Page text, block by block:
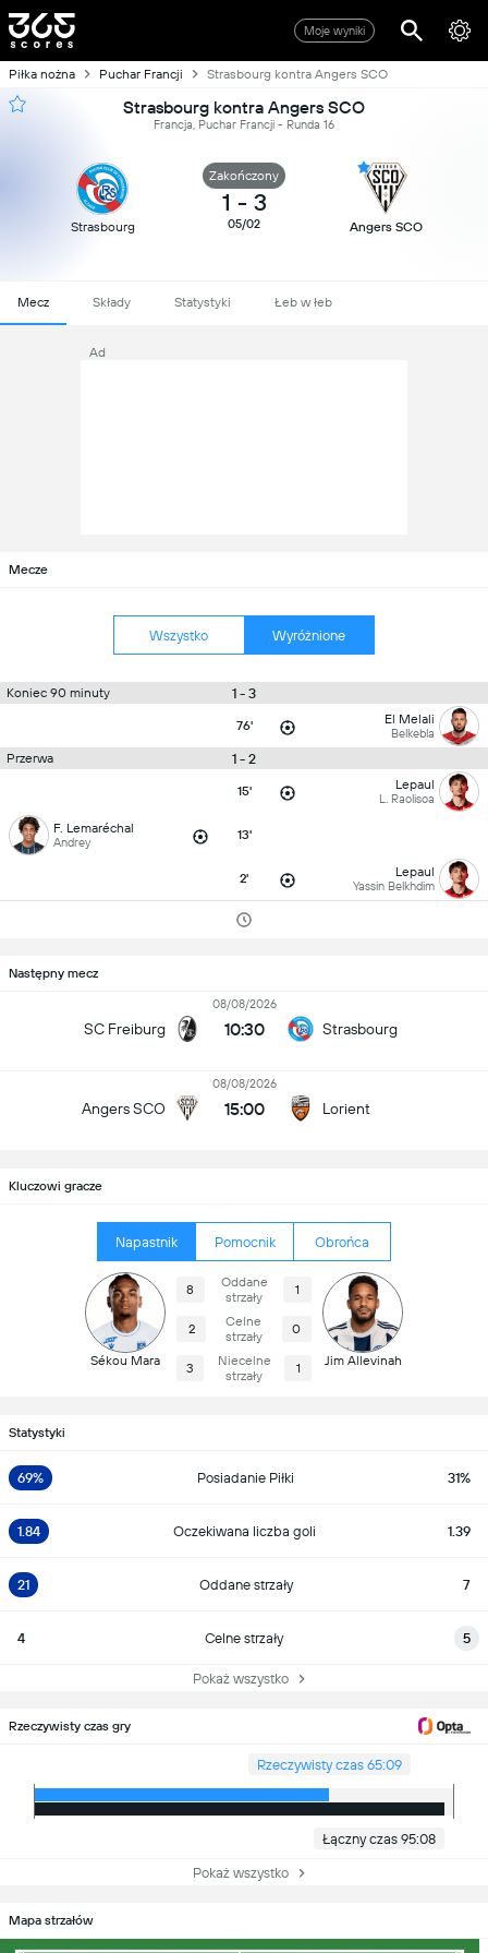
Moje wyniki
Piłka nożna Puchar Francji Strasbourg kontra Angers SCO
Strasbourg kontra Angers SCO
Francja, Puchar Francji - Runda 16
Strasbourg
Zakończony
1 - 3
05/02 Angers SCO
Mecz Składy Statystyki Łeb w łeb
Ad
Mecze
Wszystko Wyróżnione
Koniec 90 minuty 1 - 3
76' El Melali
Belkebla
Przerwa 1 - 2
15' Lepaul
L. Raolisoa
F. Lemaréchal
Andrey 13'
2' Lepaul
Yassin Belkhdim
Następny mecz
SC Freiburg
08/08/2026
10:30 Strasbourg
Angers SCO
08/08/2026
15:00 Lorient
Kluczowi gracze
Napastnik Pomocnik Obrońca
Sékou Mara
8
Oddane
strzały
1
2
Celne
strzały
0
3
Niecelne
strzały
1 Jim Allevinah
Statystyki
69% Posiadanie Piłki 31%
1.84 Oczekiwana liczba goli 1.39
21 Oddane strzały 7
4 Celne strzały 5
Pokaż wszystko
Rzeczywisty czas gry
Rzeczywisty czas 65:09
Łączny czas 95:08
Pokaż wszystko
Mapa strzałów